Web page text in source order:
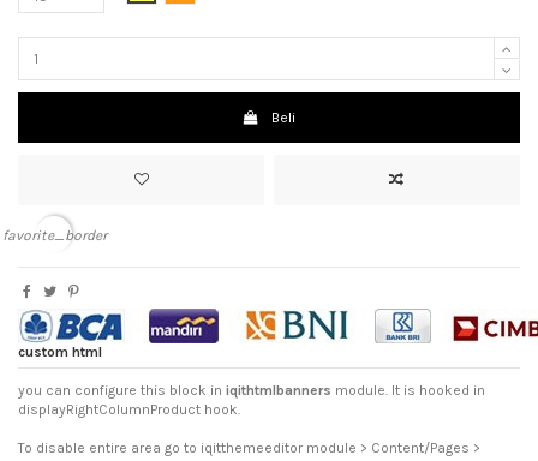
Beli
favorite_border
custom html
you can configure this block in iqithtmlbanners module. It is hooked in
displayRightColumnProduct hook.
To disable entire area go to iqitthemeeditor module > Content/Pages >